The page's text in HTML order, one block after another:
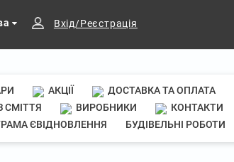
Вхід/Реєстрація
АКЦІЇ ДОСТАВКА ТА ОПЛАТА
СМІТТЯ
ВИРОБНИКИ КОНТАКТИ
ЄВІДНОВЛЕННЯ
БУДІВЕЛЬНІ РОБОТИ